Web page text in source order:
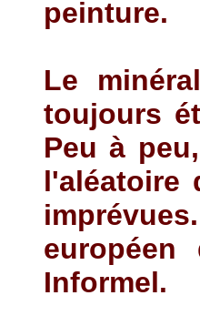
peinture.
Le
toujours
Peu à
l'aléatoire
Informel.